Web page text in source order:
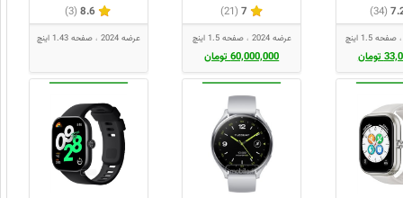
(34)
صفحه 1.5 اینچ
7
(21)
عرضه 2024 صفحه 1.5 اینچ
60,000,000 تومان
8.6
(3)
عرضه 2024 صفحه 1.43 اینچ